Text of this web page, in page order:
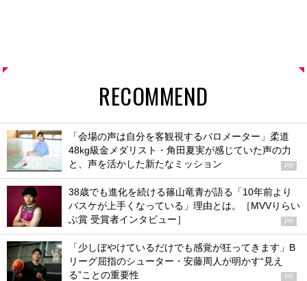
RECOMMEND
「会場の声は自分を客観視するバロメーター」柔道
48kg級金メダリスト・角田夏実が感じていた声の力
と、声を活かした新たなミッション
PR
38歳でも進化を続ける篠山竜青が語る「10年前より
バスケが上手くなっている」理由とは。［MVVりらい
ぶ賞 受賞者インタビュー］
PR
「少しぼやけているだけでも感覚が狂ってきます」B
リーグ屈指のシューター・安藤周人が明かす“見え
る”ことの重要性
PR